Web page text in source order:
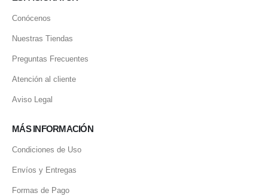
Conócenos
Nuestras Tiendas
Preguntas Frecuentes
Atención al cliente
Aviso Legal
MÁS INFORMACIÓN
Condiciones de Uso
Envíos y Entregas
Formas de Pago